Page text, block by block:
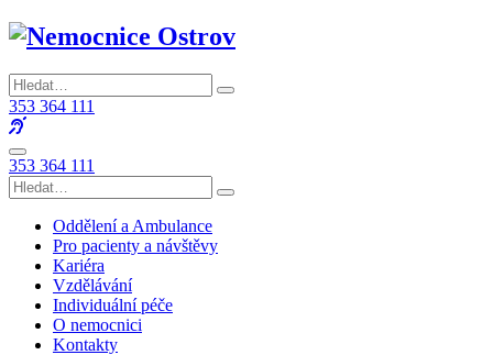
353 364 111
353 364 111
Oddělení a Ambulance
Pro pacienty a návštěvy
Kariéra
Vzdělávání
Individuální péče
O nemocnici
Kontakty